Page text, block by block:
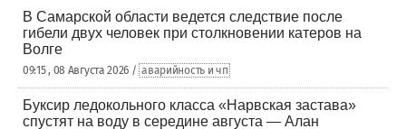
В Самарской области ведется следствие после
гибели двух человек при столкновении катеров на
Волге
09:15 , 08 Августа 2026 / аварийность и чп
Буксир ледокольного класса «Нарвская застава»
спустят на воду в середине августа — Алан